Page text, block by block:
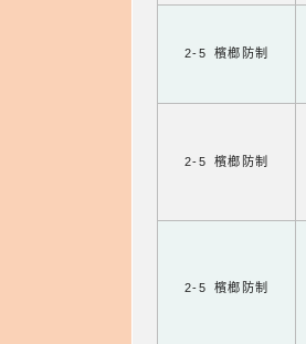
2-5 檳榔防制
2-5 檳榔防制
2-5 檳榔防制